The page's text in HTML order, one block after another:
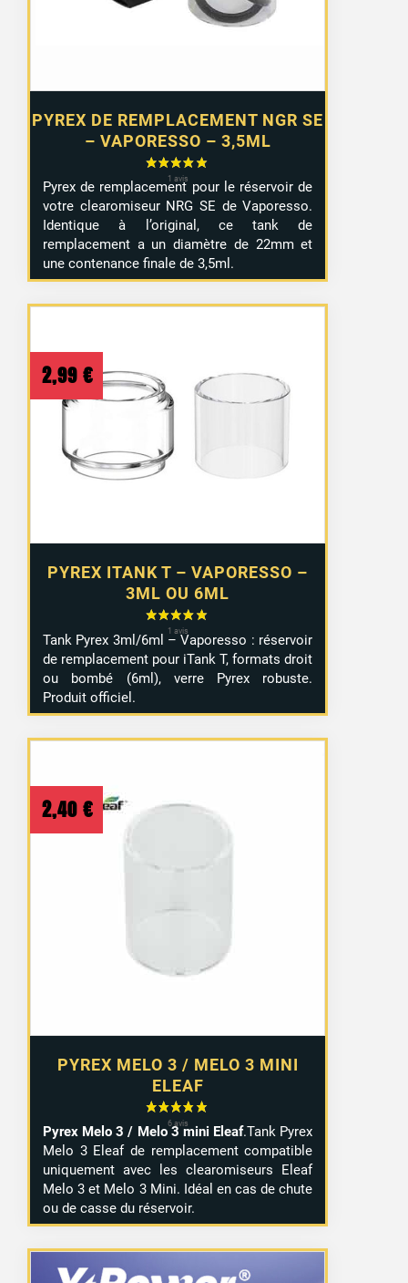
PYREX DE REMPLACEMENT NGR SE
– VAPORESSO – 3,5ML
Pyrex de remplacement pour le réservoir de
votre clearomiseur NRG SE de Vaporesso.
Identique à l’original, ce tank de
remplacement a un diamètre de 22mm et
une contenance finale de 3,5ml.
PYREX ITANK T – VAPORESSO –
3ML OU 6ML
2,99 €
Tank Pyrex 3ml/6ml – Vaporesso : réservoir
de remplacement pour iTank T, formats droit
ou bombé (6ml), verre Pyrex robuste.
Produit officiel.
PYREX MELO 3 / MELO 3 MINI
ELEAF
2,40 €
Pyrex Melo 3 / Melo 3 mini Eleaf.Tank Pyrex
Melo 3 Eleaf de remplacement compatible
uniquement avec les clearomiseurs Eleaf
Melo 3 et Melo 3 Mini. Idéal en cas de chute
ou de casse du réservoir.